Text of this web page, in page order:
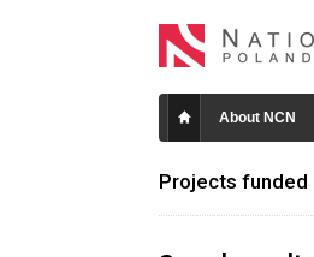
About NCN
Projects funded